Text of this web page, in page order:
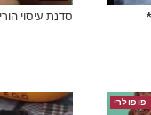
סדנת עיסוי
פופולרי